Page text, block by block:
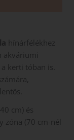
hínárfélékhez
kerti tóban is.
cm) és
zóna (70 cm-nél